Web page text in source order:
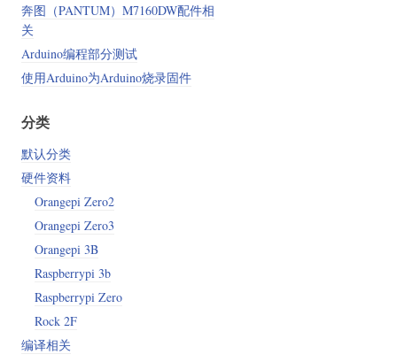
奔图（PANTUM）M7160DW配件相
关
Arduino编程部分测试
使用Arduino为Arduino烧录固件
分类
默认分类
硬件资料
Orangepi Zero2
Orangepi Zero3
Orangepi 3B
Raspberrypi 3b
Raspberrypi Zero
Rock 2F
编译相关